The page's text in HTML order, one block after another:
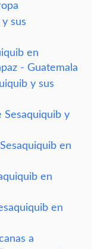
sus
en
- Guatemala
y sus
Sesaquiquib y
en
en
en
a